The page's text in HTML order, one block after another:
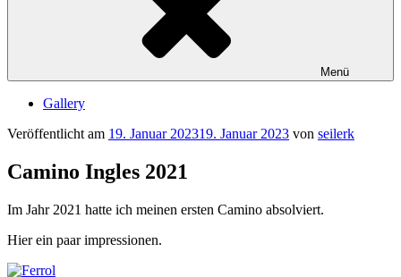
Menü
Gallery
Veröffentlicht am 19. Januar 202319. Januar 2023 von seilerk
Camino Ingles 2021
Im Jahr 2021 hatte ich meinen ersten Camino absolviert.
Hier ein paar impressionen.